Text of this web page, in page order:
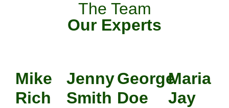
The Team
Our Experts
Mike
Rich
Jenny
Smith
George
Doe
Maria
Jay